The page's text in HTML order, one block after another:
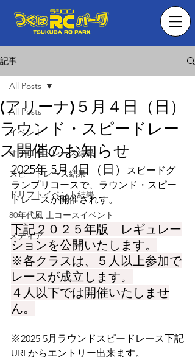
記事
All Posts
イベント
オフロードレース結果
スピードレース結果
ドリフトイベント結果
80年代風 土コースイベント
メディア
All Posts
(アリーナ)５月４日（日）
ラウンド・スピードレー
ス開催のお知らせ
2025年 5月 4日（日）
スピードグ
ランプリコースで、ラウンド・スピー
ドレースが開催されす。
下記２０２５年版　レギュレー
ションを公開いたします。
※各クラスは、５人以上参加で
レースが成立します。
４人以下では開催いたしませ
ん。
※2025 5月ラウンドスピードレース下記
URLからエントリー出来ます。